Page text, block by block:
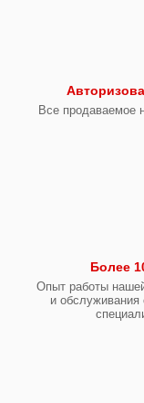
Все продаваемое
Более
Опыт работы
и обслуживания